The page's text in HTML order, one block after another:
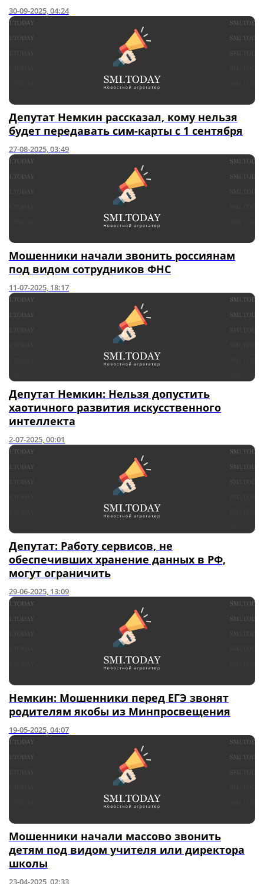
30-09-2025, 04:24
Депутат Немкин рассказал, кому нельзя
будет передавать сим-карты с 1 сентября
27-08-2025, 03:49
Мошенники начали звонить россиянам
под видом сотрудников ФНС
11-07-2025, 18:17
Депутат Немкин: Нельзя допустить
хаотичного развития искусственного
интеллекта
2-07-2025, 00:01
Депутат: Работу сервисов, не
обеспечивших хранение данных в РФ,
могут ограничить
29-06-2025, 13:09
Немкин: Мошенники перед ЕГЭ звонят
родителям якобы из Минпросвещения
19-05-2025, 04:07
Мошенники начали массово звонить
детям под видом учителя или директора
школы
23-04-2025, 02:33